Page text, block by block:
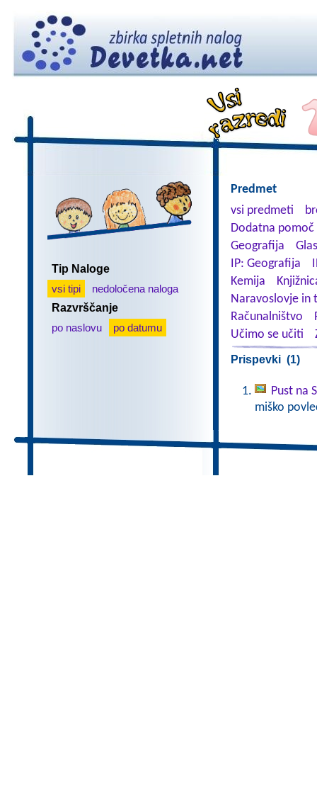
Tip Naloge
vsi tipi
nedoločena naloga
Razvrščanje
po naslovu
po datumu
Predmet
vsi predmeti
Dodatna
Geografija
IP: Geografija
Kemija
Naravoslovje in
Računalništvo
Učimo se učiti
Prispevki (1)
Pust na
miško